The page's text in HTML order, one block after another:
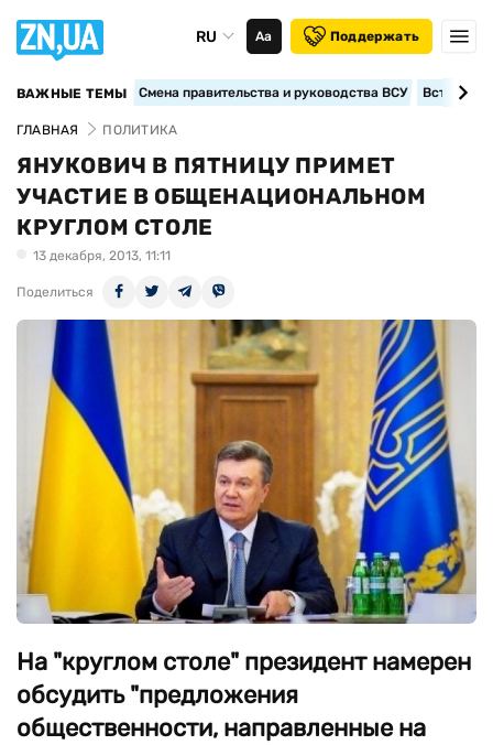
RU Аа Поддержать
ВАЖНЫЕ ТЕМЫ Смена правительства и руководства ВСУ
ГЛАВНАЯ ПОЛИТИКА
ЯНУКОВИЧ В ПЯТНИЦУ ПРИМЕТ
УЧАСТИЕ В ОБЩЕНАЦИОНАЛЬНОМ
КРУГЛОМ СТОЛЕ
13 декабря, 2013, 11:11
Поделиться
На "круглом столе" президент намерен
обсудить "предложения
общественности, направленные на